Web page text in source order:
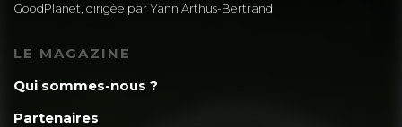
GoodPlanet, dirigée par Yann Arthus-Bertrand
LE MAGAZINE
Qui sommes-nous ?
Partenaires